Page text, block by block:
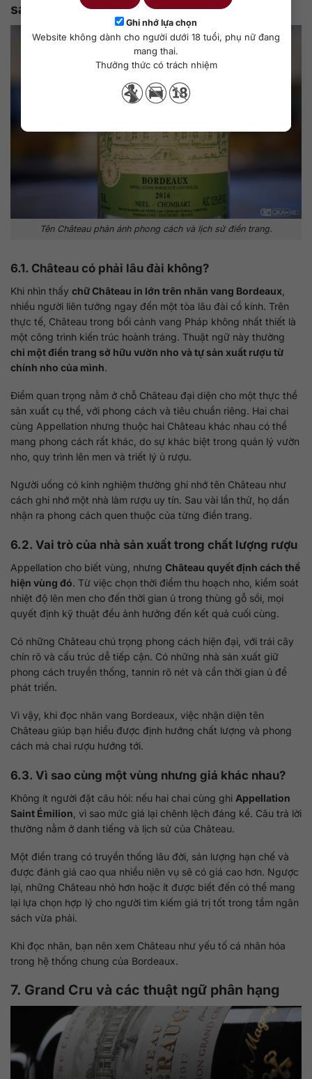
Ghi nhớ lựa chọn
Website không dành cho người dưới 18 tuổi, phụ nữ đang
mang thai.
Thưởng thức có trách nhiệm
sau nhãn
Tên Château phản ánh phong cách và lịch sử điền trang.
6.1. Château có phải lâu đài không?
Khi nhìn thấy chữ Château in lớn trên nhãn vang Bordeaux
nhiều người liên tưởng ngay đến một tòa lâu đài cổ kính. Trên
thực tế, Château trong bối cảnh vang Pháp không nhất thiết là
một công trình kiến trúc hoành tráng. Thuật ngữ này thường
chỉ một điền trang sở hữu vườn nho và tự sản xuất rượu từ
chính nho của mình.
Điểm quan trọng nằm ở chỗ Château đại diện cho một thực thể
sản xuất cụ thể, với phong cách và tiêu chuẩn riêng. Hai chai
cùng Appellation nhưng thuộc hai Château khác nhau có thể
mang phong cách rất khác, do sự khác biệt trong quản lý vườn
nho, quy trình lên men và triết lý ủ rượu.
Người uống có kinh nghiệm thường ghi nhớ tên Château như
cách ghi nhớ một nhà làm rượu uy tín. Sau vài lần thử, họ dần
nhận ra phong cách quen thuộc của từng điền trang.
6.2. Vai trò của nhà sản xuất trong chất lượng rượu
Appellation cho biết vùng, nhưng Château quyết định cách thể
hiện vùng đó. Từ việc chọn thời điểm thu hoạch nho, kiểm soát
nhiệt độ lên men cho đến thời gian ủ trong thùng gỗ sồi, mọi
quyết định kỹ thuật đều ảnh hưởng đến kết quả cuối cùng.
Có những Château chú trọng phong cách hiện đại, với trái cây
chín rõ và cấu trúc dễ tiếp cận. Có những nhà sản xuất giữ
phong cách truyền thống, tannin rõ nét và cần thời gian ủ để
phát triển.
Vì vậy, khi đọc nhãn vang Bordeaux, việc nhận diện tên
Château giúp bạn hiểu được định hướng chất lượng và phong
cách mà chai rượu hướng tới.
6.3. Vì sao cùng một vùng nhưng giá khác nhau?
Không ít người đặt câu hỏi: nếu hai chai cùng ghi Appellation
Saint Émilion , vì sao mức giá lại chênh lệch đáng kể. Câu trả lời
thường nằm ở danh tiếng và lịch sử của Château.
Một điền trang có truyền thống lâu đời, sản lượng hạn chế và
được đánh giá cao qua nhiều niên vụ sẽ có giá cao hơn. Ngược
lại, những Château nhỏ hơn hoặc ít được biết đến có thể mang
lại lựa chọn hợp lý cho người tìm kiếm giá trị tốt trong tầm ngân
sách vừa phải.
Khi đọc nhãn, bạn nên xem Château như yếu tố cá nhân hóa
trong hệ thống chung của Bordeaux.
7. Grand Cru và các thuật ngữ phân hạng